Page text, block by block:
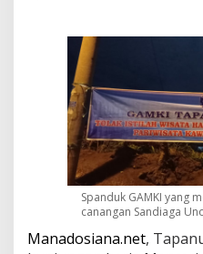
o
D
a
n
a
u
T
o
b
a
,
Spanduk GAMKI yang
canangan Sandiaga
Manadosiana.net,